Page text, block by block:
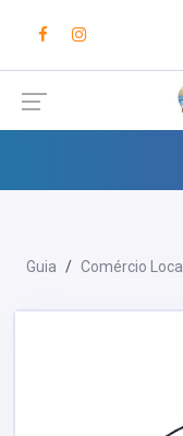
Guia Comércio Local